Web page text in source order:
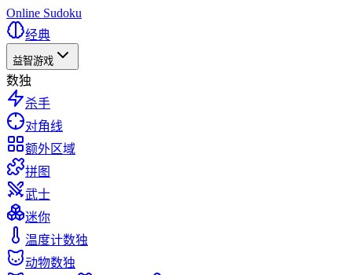
Online Sudoku
经典
益智游戏
数独
杀手
对角线
额外区域
拼图
武士
迷你
温度计数独
动物数独